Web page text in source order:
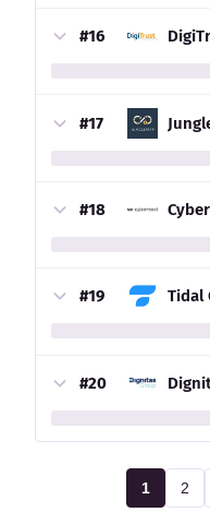
#16
#17
#18
#19 Tidal
#20
1 2